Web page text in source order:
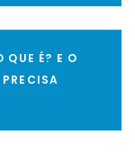
QUE É? E O